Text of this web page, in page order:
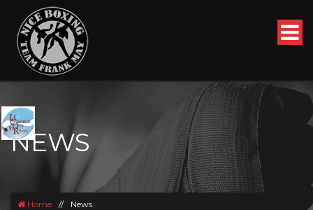
NEWS
Home // News